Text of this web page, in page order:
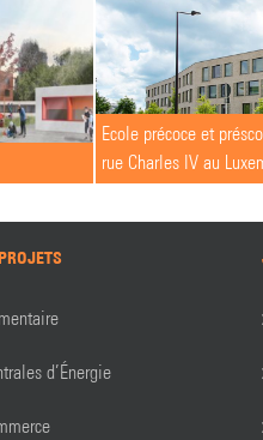
Ecole précoce et
rue Charles IV au
d’Énergie